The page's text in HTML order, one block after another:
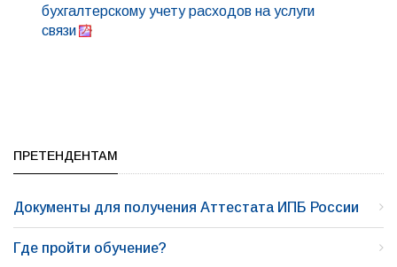
бухгалтерскому учету расходов на услуги
связи
ПРЕТЕНДЕНТАМ
Документы для получения Аттестата ИПБ России
Где пройти обучение?